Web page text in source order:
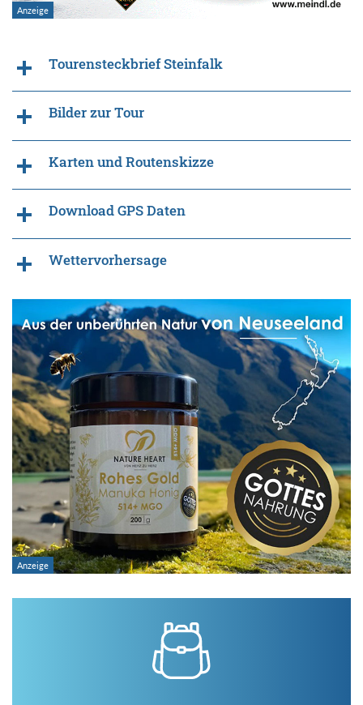
Tourensteckbrief Steinfalk
Bilder zur Tour
Karten und Routenskizze
Download GPS Daten
Wettervorhersage